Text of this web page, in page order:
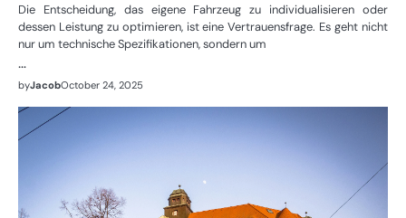
Die Entscheidung, das eigene Fahrzeug zu individualisieren oder
dessen Leistung zu optimieren, ist eine Vertrauensfrage. Es geht nicht
nur um technische Spezifikationen, sondern um
…
byJacobOctober 24, 2025